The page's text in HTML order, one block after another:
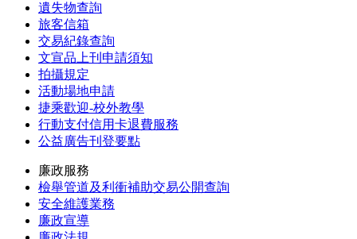
遺失物查詢
旅客信箱
交易紀錄查詢
文宣品上刊申請須知
拍攝規定
活動場地申請
捷乘歡迎-校外教學
行動支付信用卡退費服務
公益廣告刊登要點
廉政服務
檢舉管道及利衝補助交易公開查詢
安全維護業務
廉政宣導